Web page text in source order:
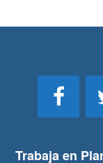
Trabaja en